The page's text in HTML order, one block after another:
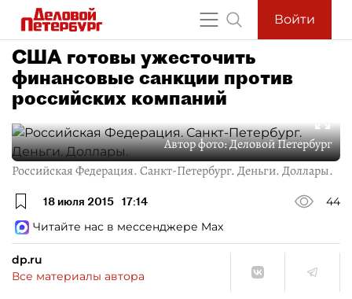
Войти
США готовы ужесточить
финансовые санкции против
российских компаний
Автор фото:Деловой Петербург
Российская Федерация. Санкт-Петербург. Деньги. Доллары.
18 июля 2015 17:14
44
Читайте нас в мессенджере Max
dp.ru
Все материалы автора